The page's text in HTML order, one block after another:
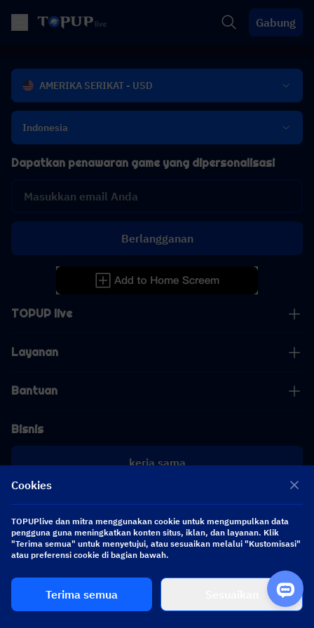
Gabung
AMERIKA SERIKAT - USD
Indonesia
TOPUP live
Layanan
Bantuan
Bisnis
kerja sama
[email protected]
Dapatkan penawaran game yang dipersonalisasi
Berlangganan
Ikuti kami
Copyright 2026 SEA WHALE TECHNOLOGY PTE.LTD. All Rights Reserved.
Cookies
TOPUPlive dan mitra menggunakan cookie untuk mengumpulkan data
pengguna guna meningkatkan konten situs, iklan, dan layanan. Klik
"Terima semua" untuk menyetujui, atau sesuaikan melalui "Kustomisasi"
atau preferensi cookie di bagian bawah.
Terima semua